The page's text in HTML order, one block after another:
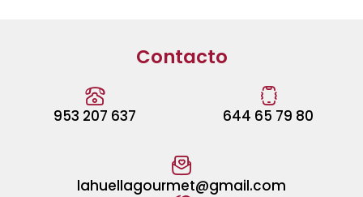
Contacto
953 207 637 644 65 79 80
lahuellagourmet@gmail.com